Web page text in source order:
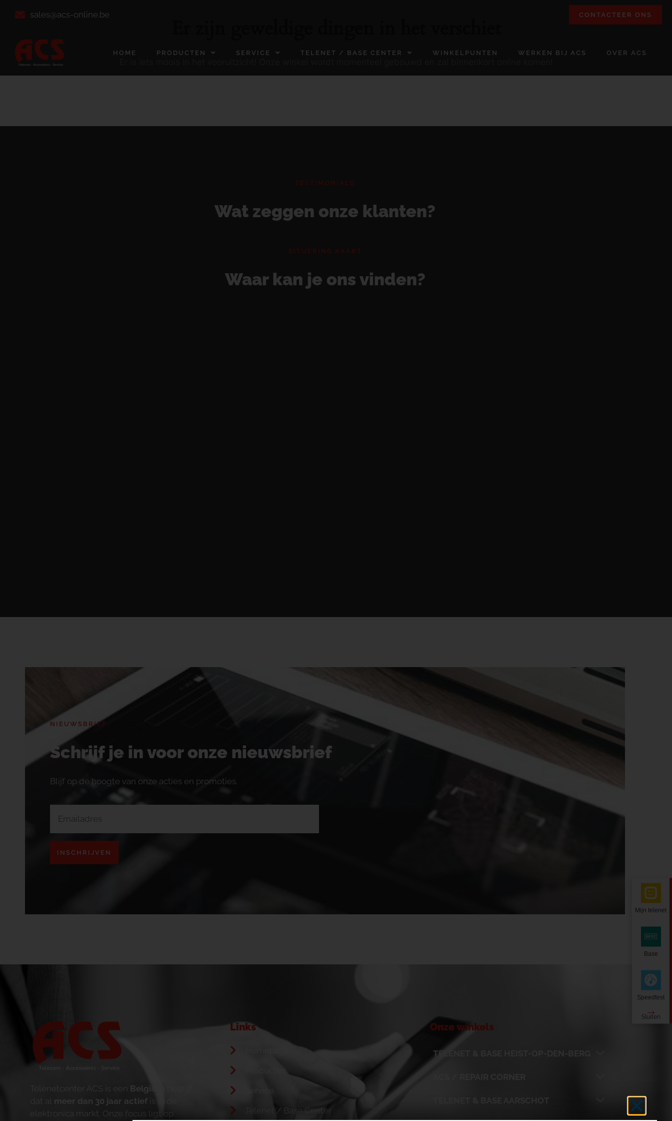
sales@acs-online.be CONTACTEER ONS
HOME PRODUCTEN SERVICE TELENET / BASE CENTER WINKELPUNTEN WERKEN BIJ ACS OVER ACS
TESTIMONIALS
Wat zeggen onze klanten?
SITUERING KAART
Waar kan je ons vinden?
NIEUWSBRIEF
Schrijf je in voor onze nieuwsbrief
Blijf op de hoogte van onze acties en promoties.
INSCHRIJVEN
Telenetcenter ACS is een Belgisch
dat al meer dan 30 jaar actief is in de
elektronica markt. Onze focus ligt op
Links
Telenet / Base Center
Onze winkels
TELENET & BASE HEIST-OP-DEN-BERG
Mijn telenet
Base
Speedtest